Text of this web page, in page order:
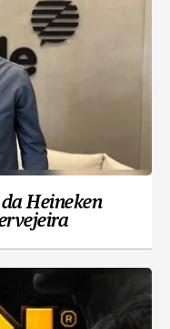
da Heineken